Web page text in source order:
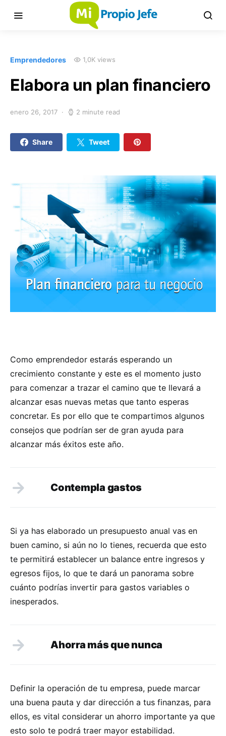
Emprendedores 1,0K views
Elabora un plan financiero
enero 26, 2017 2 minute read
Share Tweet
Como emprendedor estarás esperando un
crecimiento constante y este es el momento justo
para comenzar a trazar el camino que te llevará a
alcanzar esas nuevas metas que tanto esperas
concretar. Es por ello que te compartimos algunos
consejos que podrían ser de gran ayuda para
alcanzar más éxitos este año.
Contempla gastos
Si ya has elaborado un presupuesto anual vas en
buen camino, si aún no lo tienes, recuerda que esto
te permitirá establecer un balance entre ingresos y
egresos fijos, lo que te dará un panorama sobre
cuánto podrías invertir para gastos variables o
inesperados.
Ahorra más que nunca
Definir la operación de tu empresa, puede marcar
una buena pauta y dar dirección a tus finanzas, para
ellos, es vital considerar un ahorro importante ya que
esto solo te podrá traer mayor estabilidad.